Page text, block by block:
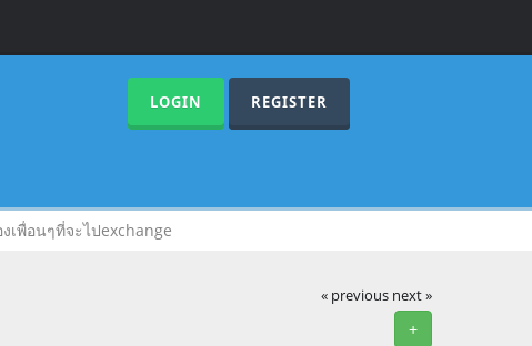
LOGIN REGISTER
เพื่อนๆที่จะไปexchange
« previous next »
+